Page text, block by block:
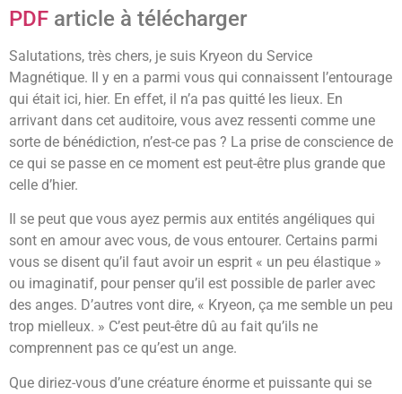
PDF article à télécharger
Salutations, très chers, je suis Kryeon du Service
Magnétique. Il y en a parmi vous qui connaissent l’entourage
qui était ici, hier. En effet, il n’a pas quitté les lieux. En
arrivant dans cet auditoire, vous avez ressenti comme une
sorte de bénédiction, n’est-ce pas ? La prise de conscience de
ce qui se passe en ce moment est peut-être plus grande que
celle d’hier.
Il se peut que vous ayez permis aux entités angéliques qui
sont en amour avec vous, de vous entourer. Certains parmi
vous se disent qu’il faut avoir un esprit « un peu élastique »
ou imaginatif, pour penser qu’il est possible de parler avec
des anges. D’autres vont dire, « Kryeon, ça me semble un peu
trop mielleux. » C’est peut-être dû au fait qu’ils ne
comprennent pas ce qu’est un ange.
Que diriez-vous d’une créature énorme et puissante qui se